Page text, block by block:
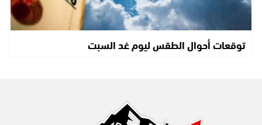
توقعات أحوال الطقس ليوم غد السبت